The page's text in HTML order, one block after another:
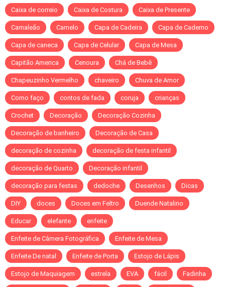
Caixa de correio Caixa de Costura Caixa de Presente
Camaleão Camelo Capa de Cadeira Capa de Caderno
Capa de caneca Capa de Celular Capa de Mesa
Capitão America Cenoura Chá de Bebê
Chapeuzinho Vermelho chaveiro Chuva de Amor
Como faço contos de fada coruja crianças
Crochet Decoração Decoração Cozinha
Decoração de banheiro Decoração de Casa
decoração de cozinha decoração de festa infantil
decoração de Quarto Decoração infantil
decoração para festas dedoche Desenhos Dicas
DIY doces Doces em Feltro Duende Natalino
Educar elefante enfeite
Enfeite de Câmera Fotográfica Enfeite de Mesa
Enfeite De natal Enfeite de Porta Estojo de Lápis
Estojo de Maquiagem estrela EVA fácil Fadinha